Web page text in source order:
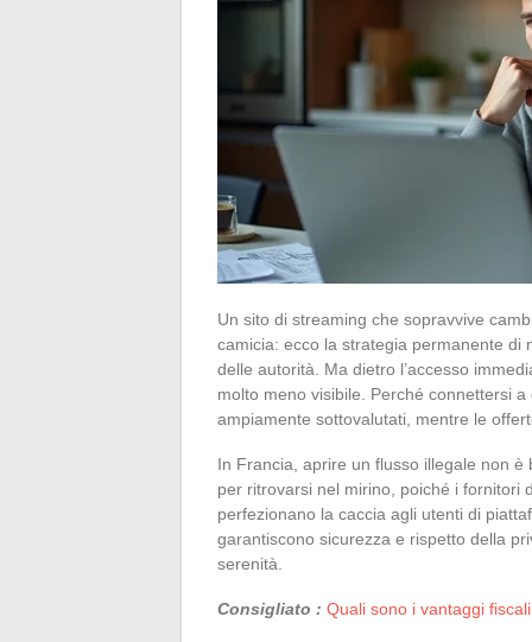
Un sito di streaming che sopravvive
camicia: ecco la strategia permanente
delle autorità. Ma dietro l’accesso
molto meno visibile. Perché connettersi
ampiamente sottovalutati, mentre le
In Francia, aprire un flusso illegale non
per ritrovarsi nel mirino, poiché i fornitori
perfezionano la caccia agli utenti di
garantiscono sicurezza e rispetto della
serenità.
Consigliato : Quali sono i vantaggi